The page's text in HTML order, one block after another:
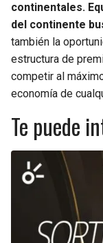
continentales.
del continente
también la
estructura de
competir al
economía de
Te puede